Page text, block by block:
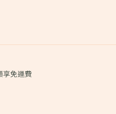
享免運費